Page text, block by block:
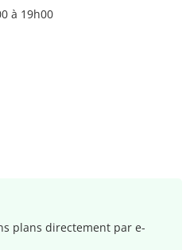
à 19h00
plans directement par e-